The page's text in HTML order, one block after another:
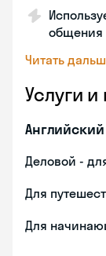
общения
Читать
Услуги
Деловой -
Для
Для